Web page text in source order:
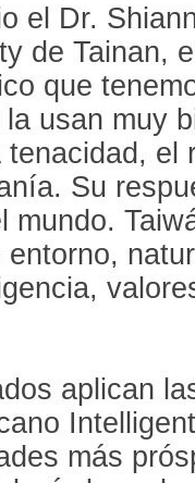
el Dr.
de Tainan,
que
usan muy
el
Su
mundo.
aplican
más